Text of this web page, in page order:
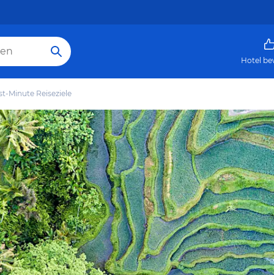
Hotel
Minute Reiseziele